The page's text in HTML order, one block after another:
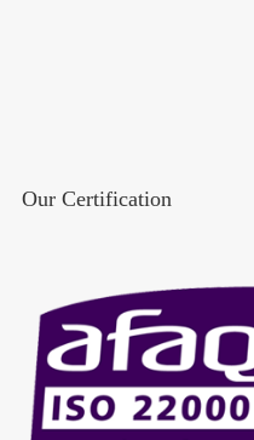
Our Certification